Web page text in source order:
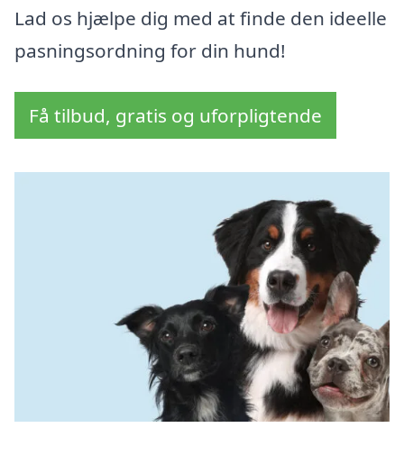
Lad os hjælpe dig med at finde den ideelle
pasningsordning for din hund!
Få tilbud, gratis og uforpligtende